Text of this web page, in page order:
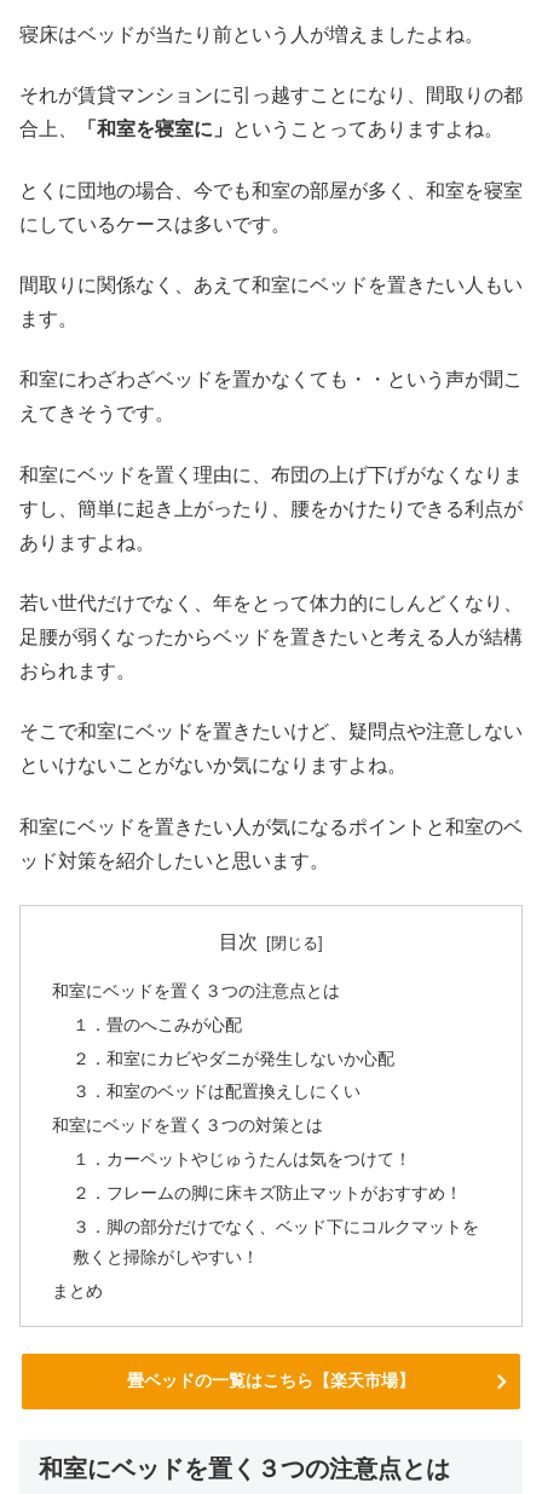
寝床はベッドが当たり前という人が増えましたよね。
それが賃貸マンションに引っ越すことになり、間取りの都
合上、
「和室を寝室に」 ということってありますよね。
とくに団地の場合、今でも和室の部屋が多く、和室を寝室
にしているケースは多いです。
間取りに関係なく、あえて和室にベッドを置きたい人もい
ます。
和室にわざわざベッドを置かなくても・・という声が聞こ
えてきそうです。
和室にベッドを置く理由に、布団の上げ下げがなくなりま
すし、簡単に起き上がったり、腰をかけたりできる利点が
ありますよね。
若い世代だけでなく、年をとって体力的にしんどくなり、
足腰が弱くなったからベッドを置きたいと考える人が結構
おられます。
そこで和室にベッドを置きたいけど、疑問点や注意しない
といけないことがないか気になりますよね。
和室にベッドを置きたい人が気になるポイントと和室のベ
ッド対策を紹介したいと思います。
目次
和室にベッドを置く３つの注意点とは
１．畳のへこみが心配
２．和室にカビやダニが発生しないか心配
３．和室のベッドは配置換えしにくい
和室にベッドを置く３つの対策とは
１．カーペットやじゅうたんは気をつけて！
２．フレームの脚に床キズ防止マットがおすすめ！
３．脚の部分だけでなく、ベッド下にコルクマットを
敷くと掃除がしやすい！
まとめ
畳ベッドの一覧はこちら【楽天市場】
和室にベッドを置く３つの注意点とは